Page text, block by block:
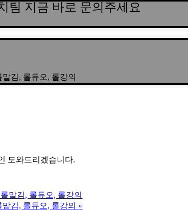
팀 지금 바로 문의주세요
김, 롤듀오, 롤강의
도와드리겠습니다.
맡김, 롤듀오, 롤강의
김, 롤듀오, 롤강의 »